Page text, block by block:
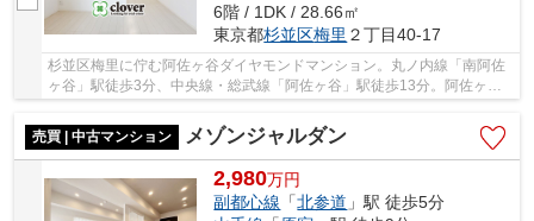
6階 / 1DK / 28.66㎡
東京都杉並区梅里 ２丁目40-17
杉並区梅里に佇む阿佐ヶ谷ダイヤモンドマンション。丸ノ内線「南阿佐
ヶ谷」駅徒歩3分、中央線・総武線「阿佐ヶ谷」駅徒歩13分。阿佐ヶ谷
駅にかけての道中には商店街で賑わいがあり、買...
売買 | 中古マンション
メゾンジャルダン
2,980万円
副都心線 「北参道 」駅 徒歩5分